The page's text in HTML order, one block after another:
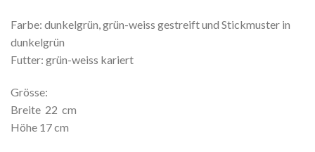
Farbe: dunkelgrün, grün-weiss gestreift und Stickmuster in
dunkelgrün
Futter: grün-weiss kariert
Grösse:
Breite 22 cm
Höhe 17 cm